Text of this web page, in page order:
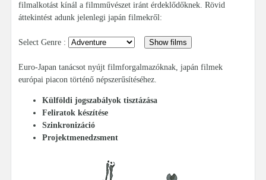
filmalkotást kínál a filmművészet iránt érdeklődőknek. Rövid
áttekintést adunk jelenlegi japán filmekről:
Select Genre :
Euro-Japan tanácsot nyújt filmforgalmazóknak, japán filmek
európai piacon történő népszerűsítéséhez.
Külföldi jogszabályok tisztázása
Feliratok készítése
Szinkronizáció
Projektmenedzsment